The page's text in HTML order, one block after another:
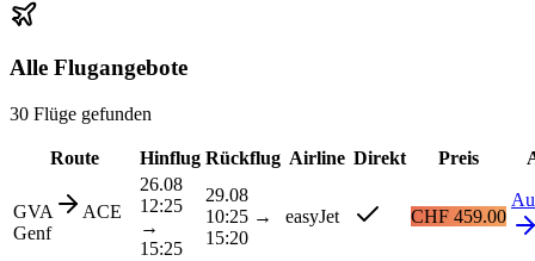
Alle Flugangebote
30 Flüge gefunden
Route Hinflug Rückflug Airline Direkt Preis
GVA
ACE
Genf
26.08
12:25
→
15:25
29.08
10:25 →
15:20
easyJet CHF 459.00